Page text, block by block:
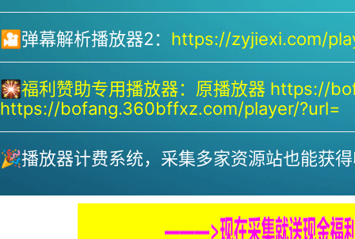
🎦弹幕解析播放器2： https://zyjiexi.com/
🎇福利赞助专用播放器： 原播放器 https://
https://bofang.360bffxz.com/player/?url=
🎉播放器计费系统，采集多家资源站也能获